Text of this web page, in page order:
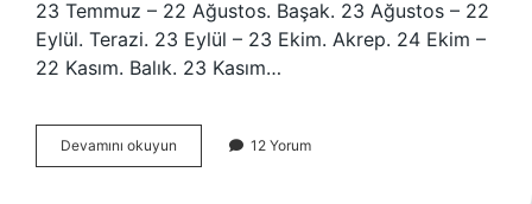
23 Temmuz – 22 Ağustos. Başak. 23 Ağustos – 22
Eylül. Terazi. 23 Eylül – 23 Ekim. Akrep. 24 Ekim –
22 Kasım. Balık. 23 Kasım…
Devamını okuyun Burçların
Sıralaması
12 Yorum